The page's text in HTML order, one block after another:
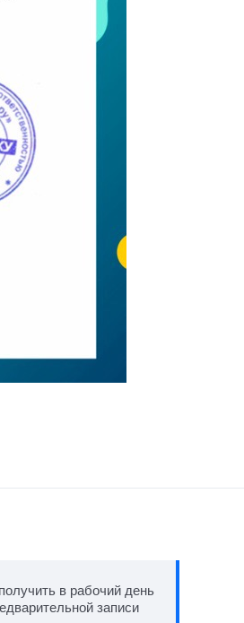
в рабочий день
записи